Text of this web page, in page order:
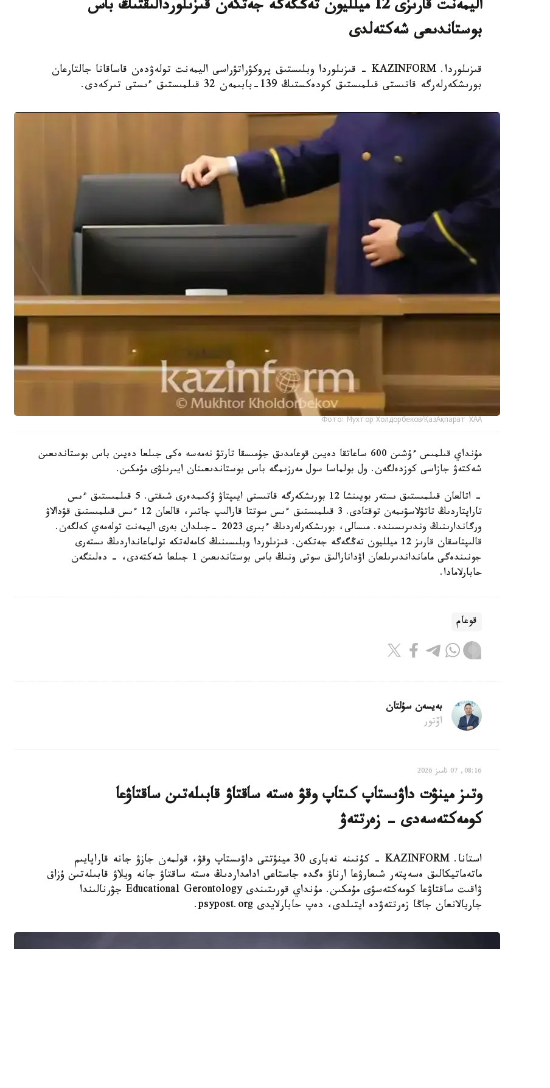
اليمەنت قارىزى 12 ميلليون تەڭگەگە جەتكەن قىزىلوردالىقتىڭ باس
بوستاندىعى شەكتەلدى
قىزىلوردا. KAZINFORM - قىزىلوردا وبلىستىق پروكۋراتۋراسى اليمەنت تولەۋدەن قاساقانا جالتارعان
بورىشكەرلەرگە قاتىستى قىلمىستىق كودەكستىڭ 139-بابىمەن 32 قىلمىستىق ءىستى تىركەدى.
Фото: Мухтор Холдорбеков/ҚазАқпарат ХАА
مۇنداي قىلمىس ءۇشىن 600 ساعاتقا دەيىن قوعامدىق جۇمىسقا تارتۋ نەمەسە ەكى جىلعا دەيىن باس بوستاندىعىن
شەكتەۋ جازاسى كوزدەلگەن. ول بولماسا سول مەرزىمگە باس بوستاندىعىنان ايىرىلۋى مۇمكىن.
- اتالعان قىلمىستىق ىستەر بويىنشا 12 بورىشكەرگە قاتىستى ايىپتاۋ ۇكىمدەرى شىقتى. 5 قىلمىستىق ءىس
تاراپتاردىڭ تاتۋلاسۋىمەن توقتادى. 3 قىلمىستىق ءىس سوتتا قارالىپ جاتىر، قالعان 12 ءىس قىلمىستىق قۋدالاۋ
ورگاندارىنىڭ وندىرىسىندە. مىسالى، بورىشكەرلەردىڭ ءبىرى 2023 -جىلدان بەرى اليمەنت تولەمەي كەلگەن.
قالىپتاسقان قارىز 12 ميلليون تەڭگەگە جەتكەن. قىزىلوردا وبلىسىنىڭ كامەلەتكە تولماعانداردىڭ ىستەرى
جونىندەگى مامانداندىرىلعان اۋدانارالىق سوتى ونىڭ باس بوستاندىعىن 1 جىلعا شەكتەدى، - دەلىنگەن
حابارلامادا.
قوعام
بەيسەن سۇلتان
اۆتور
08:16, 07 تامىز 2026
وتىز مينۋت داۋىستاپ كىتاپ وقۋ ەستە ساقتاۋ قابىلەتىن ساقتاۋعا
كومەكتەسەدى - زەرتتەۋ
استانا. KAZINFORM - كۇنىنە نەبارى 30 مينۋتتى داۋىستاپ وقۋ، قولمەن جازۋ جانە قاراپايىم
ماتەماتيكالىق ەسەپتەر شىعارۋعا ارناۋ ەگدە جاستاعى ادامداردىڭ ەستە ساقتاۋ جانە ويلاۋ قابىلەتىن ۇزاق
ۋاقىت ساقتاۋعا كومەكتەسۋى مۇمكىن. مۇنداي قورىتىندى Educational Gerontology جۋرنالىندا
جاريالانعان جاڭا زەرتتەۋدە ايتىلدى، دەپ حابارلايدى psypost.org.